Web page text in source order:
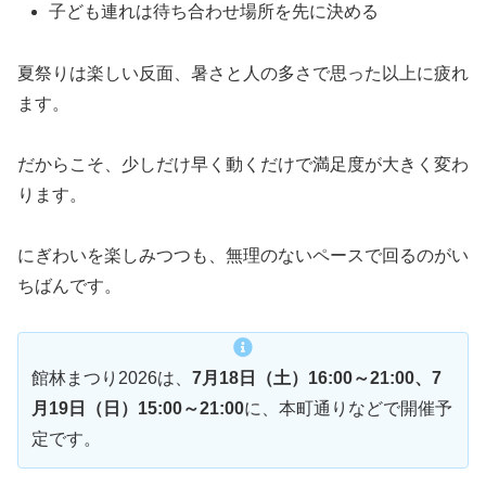
子ども連れは待ち合わせ場所を先に決める
夏祭りは楽しい反面、暑さと人の多さで思った以上に疲れ
ます。
だからこそ、少しだけ早く動くだけで満足度が大きく変わ
ります。
にぎわいを楽しみつつも、無理のないペースで回るのがい
ちばんです。
館林まつり2026は、 7月18日（土）16:00～21:00、7
月19日（日）15:00～21:00に、本町通りなどで開催予
定です。